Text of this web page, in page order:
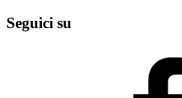
Seguici su